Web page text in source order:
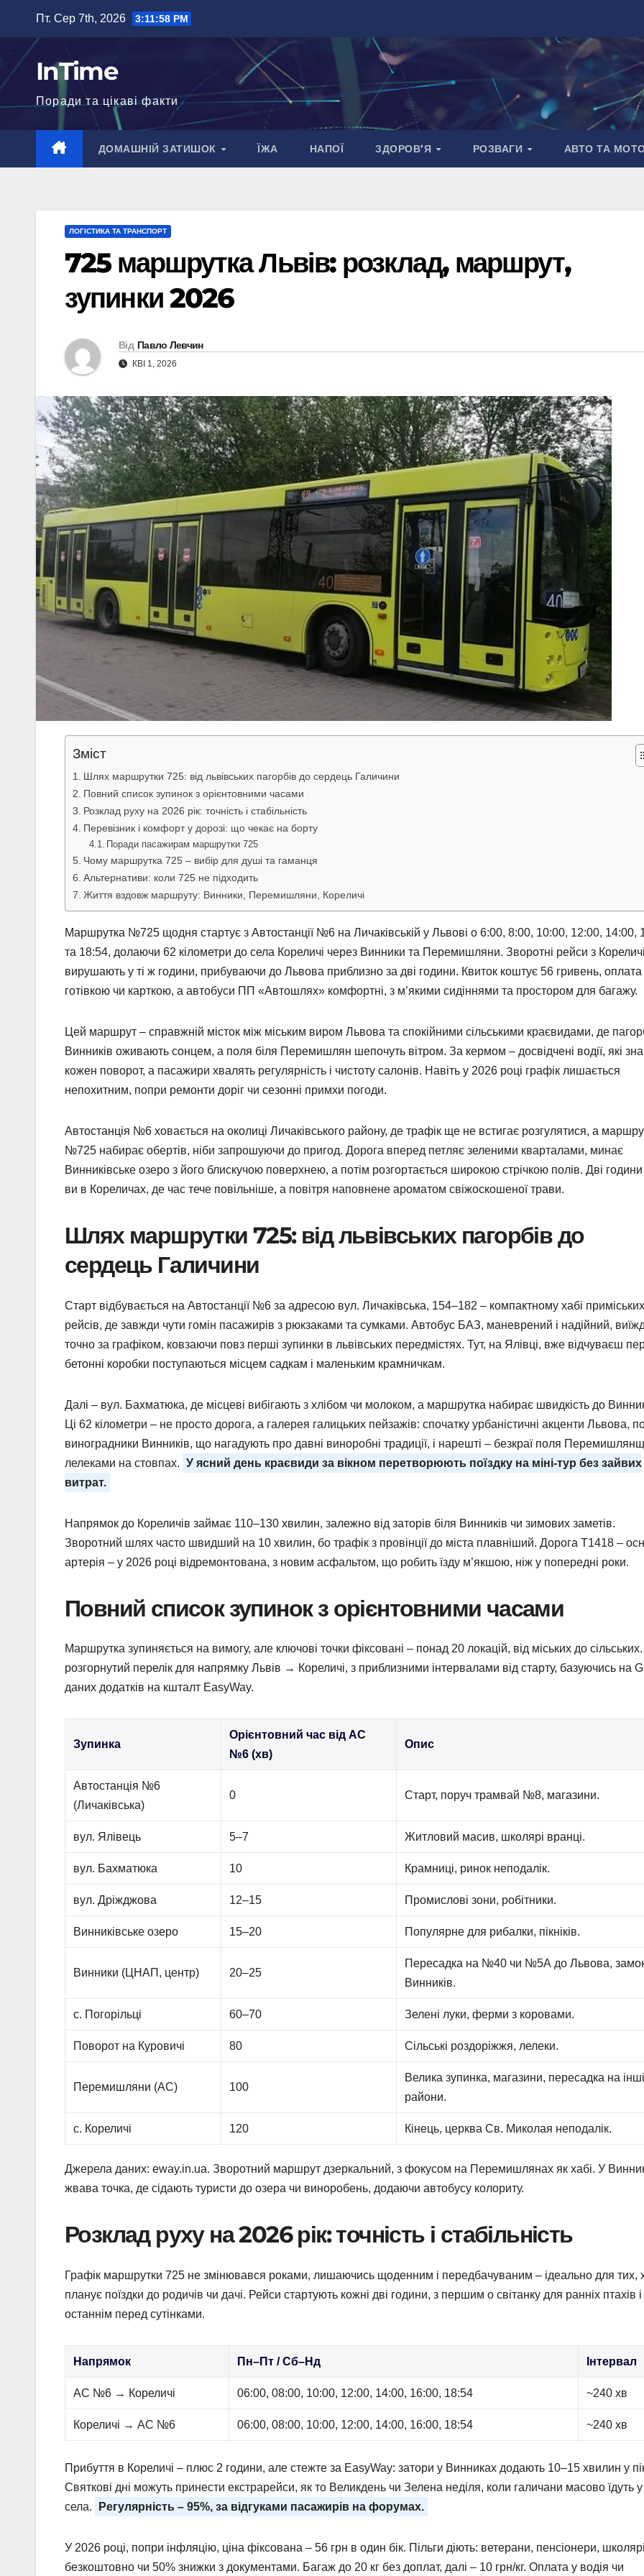
вмісту
Пт. Сер 7th, 2026 3:11:59 PM
InTime
Поради та цікаві факти
ДОМАШНІЙ ЗАТИШОК ЇЖА НАПОЇ ЗДОРОВ’Я РОЗВАГИ АВТО ТА
ЛОГІСТИКА ТА ТРАНСПОРТ
725 маршрутка Львів: розклад, маршрут,
зупинки 2026
Від Павло Левчин
КВІ 1, 2026
Зміст
Шлях маршрутки 725: від львівських пагорбів до сердець Галичини
Повний список зупинок з орієнтовними часами
Розклад руху на 2026 рік: точність і стабільність
Перевізник і комфорт у дорозі: що чекає на борту
Поради пасажирам маршрутки 725
Чому маршрутка 725 – вибір для душі та гаманця
Альтернативи: коли 725 не підходить
Життя вздовж маршруту: Винники, Перемишляни, Кореличі
Маршрутка №725 щодня стартує з Автостанції №6 на Личаківській у Львові о 6:00, 8:00, 10:00, 12:00, 14:00,
та 18:54, долаючи 62 кілометри до села Кореличі через Винники та Перемишляни. Зворотні рейси з
вирушають у ті ж години, прибуваючи до Львова приблизно за дві години. Квиток коштує 56 гривень, оплата
готівкою чи карткою, а автобуси ПП «Автошлях» комфортні, з м’якими сидіннями та простором для багажу.
Цей маршрут – справжній місток між міським виром Львова та спокійними сільськими краєвидами, де
Винників оживають сонцем, а поля біля Перемишлян шепочуть вітром. За кермом – досвідчені водії, які
кожен поворот, а пасажири хвалять регулярність і чистоту салонів. Навіть у 2026 році графік лишається
непохитним, попри ремонти доріг чи сезонні примхи погоди.
Автостанція №6 ховається на околиці Личаківського району, де трафік ще не встигає розгулятися, а
№725 набирає обертів, ніби запрошуючи до пригод. Дорога вперед петляє зеленими кварталами, минає
Винниківське озеро з його блискучою поверхнею, а потім розгортається широкою стрічкою полів. Дві години
ви в Кореличах, де час тече повільніше, а повітря наповнене ароматом свіжоскошеної трави.
Шлях маршрутки 725: від львівських пагорбів до
сердець Галичини
Старт відбувається на Автостанції №6 за адресою вул. Личаківська, 154–182 – компактному хабі приміських
рейсів, де завжди чути гомін пасажирів з рюкзаками та сумками. Автобус БАЗ, маневрений і надійний,
точно за графіком, ковзаючи повз перші зупинки в львівських передмістях. Тут, на Ялівці, вже відчуваєш
бетонні коробки поступаються місцем садкам і маленьким крамничкам.
Далі – вул. Бахматюка, де місцеві вибігають з хлібом чи молоком, а маршрутка набирає швидкість до
Ці 62 кілометри – не просто дорога, а галерея галицьких пейзажів: спочатку урбаністичні акценти Львова,
виноградники Винників, що нагадують про давні виноробні традиції, і нарешті – безкраї поля
лелеками на стовпах. У ясний день краєвиди за вікном перетворюють поїздку на міні-тур без зайвих
витрат.
Напрямок до Кореличів займає 110–130 хвилин, залежно від заторів біля Винників чи зимових заметів.
Зворотний шлях часто швидший на 10 хвилин, бо трафік з провінції до міста плавніший. Дорога Т1418 –
артерія – у 2026 році відремонтована, з новим асфальтом, що робить їзду м’якшою, ніж у попередні роки.
Повний список зупинок з орієнтовними часами
Маршрутка зупиняється на вимогу, але ключові точки фіксовані – понад 20 локацій, від міських до
розгорнутий перелік для напрямку Львів → Кореличі, з приблизними інтервалами від старту, базуючись на
даних додатків на кшталт EasyWay.
Зупинка
Орієнтовний час від АС
№6 (хв)
Опис
Автостанція №6
(Личаківська)
0 Старт, поруч трамвай №8, магазини.
вул. Ялівець 5–7 Житловий масив, школярі вранці.
вул. Бахматюка 10 Крамниці, ринок неподалік.
вул. Дріжджова 12–15 Промислові зони, робітники.
Винниківське озеро 15–20 Популярне для рибалки, пікніків.
Винники (ЦНАП, центр) 20–25
Пересадка на №40 чи №5А до Львова,
Винників.
с. Погорільці 60–70 Зелені луки, ферми з коровами.
Поворот на Куровичі 80 Сільські роздоріжжя, лелеки.
Перемишляни (АС) 100
Велика зупинка, магазини, пересадка на інші
райони.
с. Кореличі 120 Кінець, церква Св. Миколая неподалік.
Джерела даних: eway.in.ua. Зворотний маршрут дзеркальний, з фокусом на Перемишлянах як хабі. У
жвава точка, де сідають туристи до озера чи виноробень, додаючи автобусу колориту.
Розклад руху на 2026 рік: точність і стабільність
Графік маршрутки 725 не змінювався роками, лишаючись щоденним і передбачуваним – ідеально для тих,
планує поїздки до родичів чи дачі. Рейси стартують кожні дві години, з першим о світанку для ранніх птахів і
останнім перед сутінками.
Напрямок Пн–Пт / Сб–Нд Інтервал
АС №6 → Кореличі 06:00, 08:00, 10:00, 12:00, 14:00, 16:00, 18:54 ~240 хв
Кореличі → АС №6 06:00, 08:00, 10:00, 12:00, 14:00, 16:00, 18:54 ~240 хв
Прибуття в Кореличі – плюс 2 години, але стежте за EasyWay: затори у Винниках додають 10–15 хвилин у
Святкові дні можуть принести екстрарейси, як то Великдень чи Зелена неділя, коли галичани масово їдуть у
села.
Регулярність – 95%, за відгуками пасажирів на форумах.
У 2026 році, попри інфляцію, ціна фіксована – 56 грн в один бік. Пільги діють: ветерани, пенсіонери,
безкоштовно чи 50% знижки з документами. Багаж до 20 кг без доплат, далі – 10 грн/кг. Оплата у водія чи